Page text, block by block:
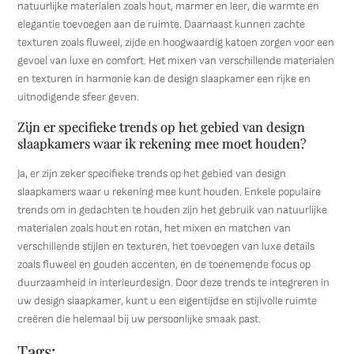
natuurlijke materialen zoals hout, marmer en leer, die warmte en
elegantie toevoegen aan de ruimte. Daarnaast kunnen zachte
texturen zoals fluweel, zijde en hoogwaardig katoen zorgen voor een
gevoel van luxe en comfort. Het mixen van verschillende materialen
en texturen in harmonie kan de design slaapkamer een rijke en
uitnodigende sfeer geven.
Zijn er specifieke trends op het gebied van design
slaapkamers waar ik rekening mee moet houden?
Ja, er zijn zeker specifieke trends op het gebied van design
slaapkamers waar u rekening mee kunt houden. Enkele populaire
trends om in gedachten te houden zijn het gebruik van natuurlijke
materialen zoals hout en rotan, het mixen en matchen van
verschillende stijlen en texturen, het toevoegen van luxe details
zoals fluweel en gouden accenten, en de toenemende focus op
duurzaamheid in interieurdesign. Door deze trends te integreren in
uw design slaapkamer, kunt u een eigentijdse en stijlvolle ruimte
creëren die helemaal bij uw persoonlijke smaak past.